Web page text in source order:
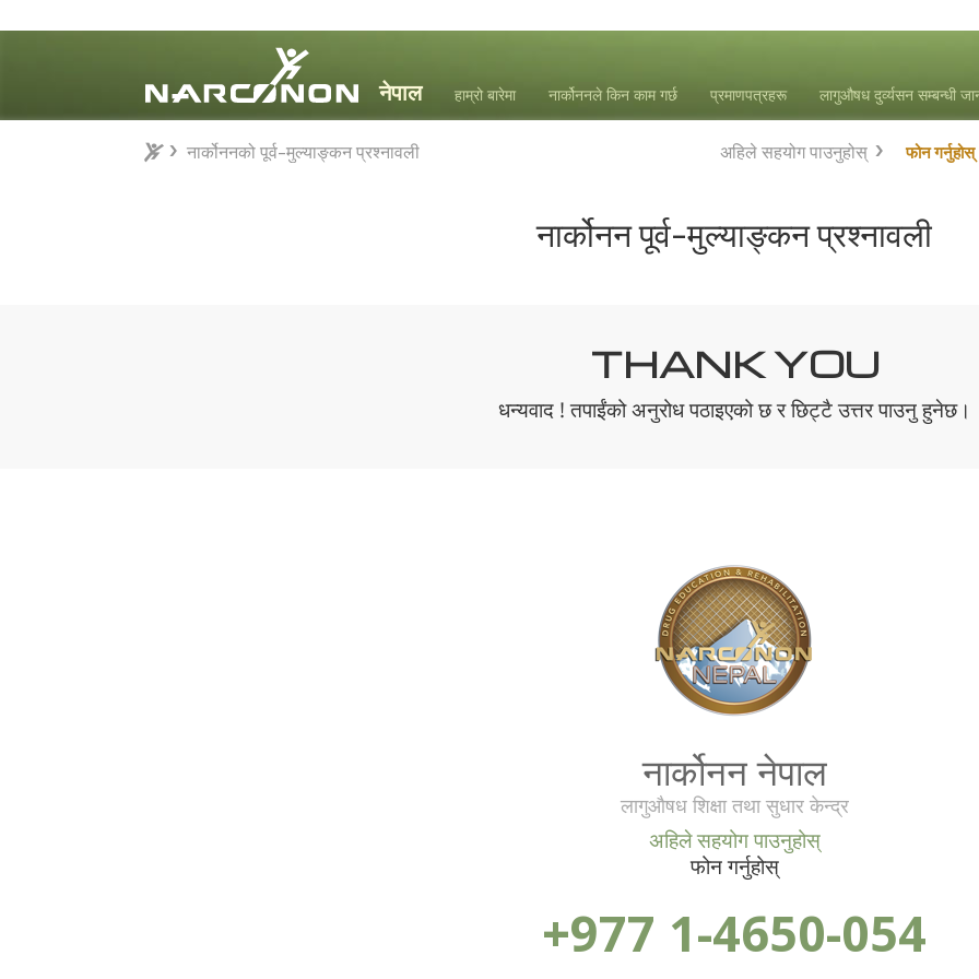
हाम्रो बारेमा नार्कोननले किन काम गर्छ प्रमाणपत्रहरू लागुऔषध दुर्व्यसन सम्बन्धी
⨯ फोन गर्नुहोस्
अहिले सहयोग पाउनुहोस्
नार्कोननको पूर्व-मुल्याङ्कन प्रश्नावली
नार्कोनन पूर्व-मुल्याङ्कन प्रश्नावली
THANK YOU
धन्यवाद ! तपाईंको अनुरोध पठाइएको छ र छिट्टै उत्तर पाउनु हुनेछ।
नार्कोनन नेपाल
लागुऔषध शिक्षा तथा सुधार केन्द्र
अहिले सहयोग पाउनुहोस्
फोन गर्नुहोस्
+977 1-4650-054
नार्कोननको पूर्व-मुल्याङ्कन प्रश्नावली